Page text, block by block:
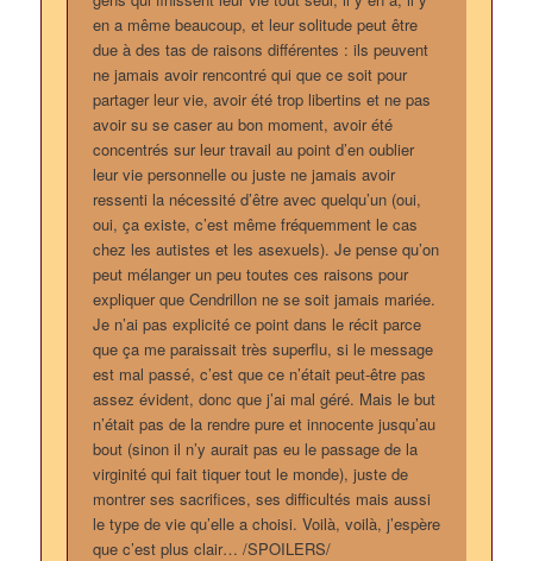
en a même beaucoup, et leur solitude peut être
due à des tas de raisons différentes : ils peuvent
ne jamais avoir rencontré qui que ce soit pour
partager leur vie, avoir été trop libertins et ne pas
avoir su se caser au bon moment, avoir été
concentrés sur leur travail au point d’en oublier
leur vie personnelle ou juste ne jamais avoir
ressenti la nécessité d’être avec quelqu’un (oui,
oui, ça existe, c’est même fréquemment le cas
chez les autistes et les asexuels). Je pense qu’on
peut mélanger un peu toutes ces raisons pour
expliquer que Cendrillon ne se soit jamais mariée.
Je n’ai pas explicité ce point dans le récit parce
que ça me paraissait très superflu, si le message
est mal passé, c’est que ce n’était peut-être pas
assez évident, donc que j’ai mal géré. Mais le but
n’était pas de la rendre pure et innocente jusqu’au
bout (sinon il n’y aurait pas eu le passage de la
virginité qui fait tiquer tout le monde), juste de
montrer ses sacrifices, ses difficultés mais aussi
le type de vie qu’elle a choisi. Voilà, voilà, j’espère
que c’est plus clair… /SPOILERS/